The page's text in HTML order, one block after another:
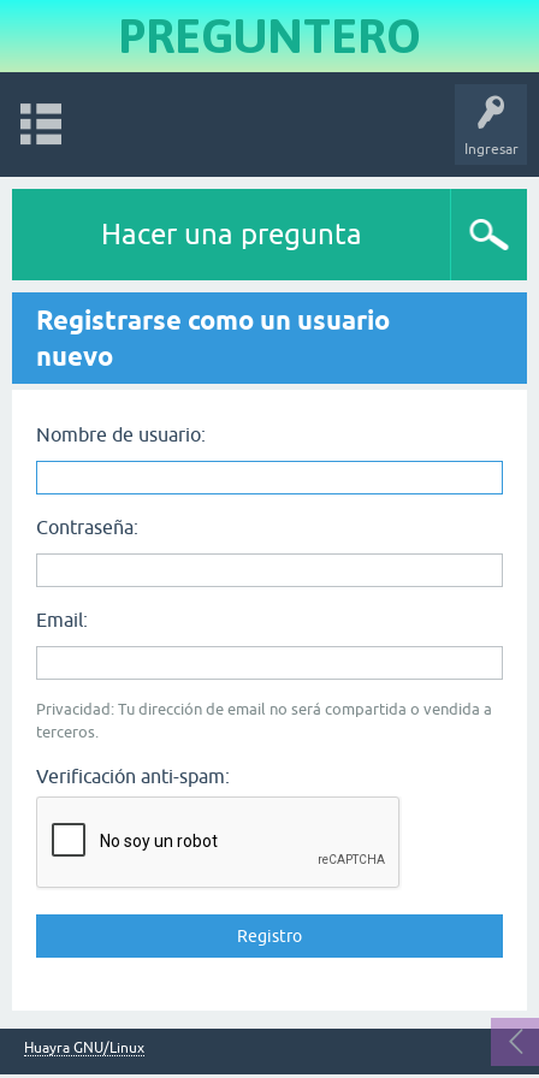
PREGUNTERO
Ingresar
Hacer una pregunta
Registrarse como un usuario
nuevo
Nombre de usuario:
Contraseña:
Email:
Privacidad: Tu dirección de email no será compartida o vendida a
terceros.
Verificación anti-spam:
Huayra GNU/Linux